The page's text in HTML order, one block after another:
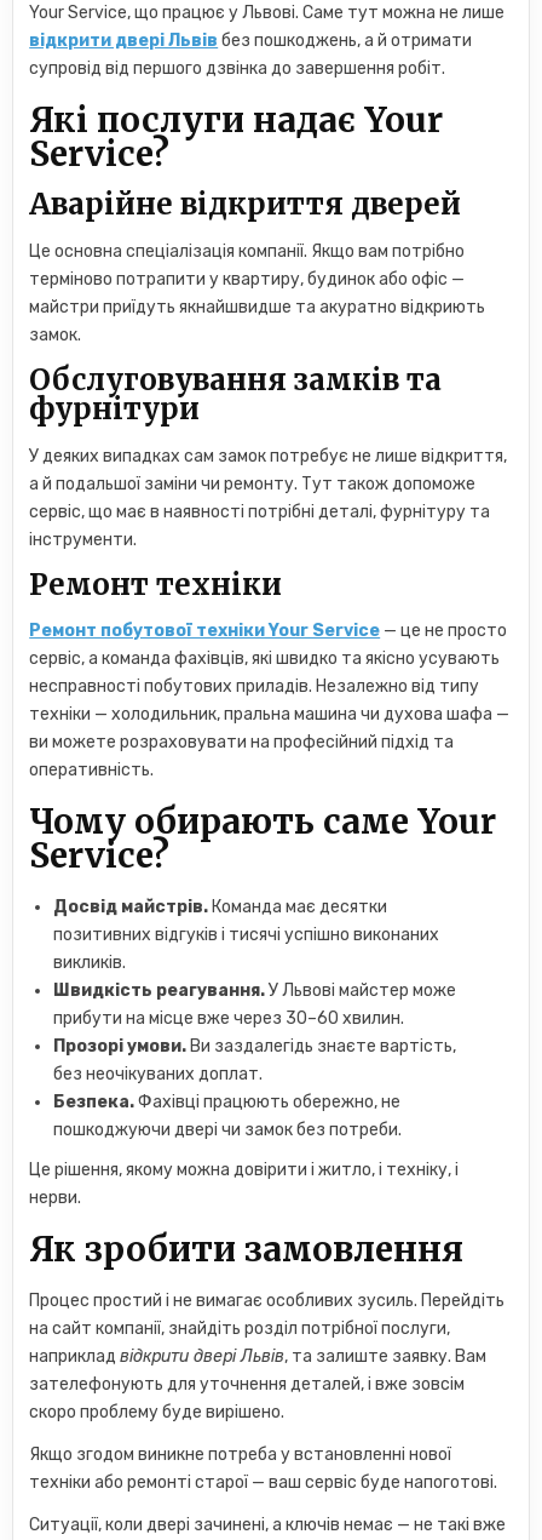
Your Service, що працює у Львові. Саме тут можна не лише
відкрити двері Львів без пошкоджень, а й отримати
супровід від першого дзвінка до завершення робіт.
Які послуги надає Your
Service?
Аварійне відкриття дверей
Це основна спеціалізація компанії. Якщо вам потрібно
терміново потрапити у квартиру, будинок або офіс —
майстри приїдуть якнайшвидше та акуратно відкриють
замок.
Обслуговування замків та
фурнітури
У деяких випадках сам замок потребує не лише відкриття,
а й подальшої заміни чи ремонту. Тут також допоможе
сервіс, що має в наявності потрібні деталі, фурнітуру та
інструменти.
Ремонт техніки
Ремонт побутової техніки Your Service — це не просто
сервіс, а команда фахівців, які швидко та якісно усувають
несправності побутових приладів. Незалежно від типу
техніки — холодильник, пральна машина чи духова шафа —
ви можете розраховувати на професійний підхід та
оперативність.
Чому обирають саме Your
Service?
Досвід майстрів. Команда має десятки
позитивних відгуків і тисячі успішно виконаних
викликів.
Швидкість реагування.У Львові майстер може
прибути на місце вже через 30–60 хвилин.
Прозорі умови. Ви заздалегідь знаєте вартість,
без неочікуваних доплат.
Безпека.Фахівці працюють обережно, не
пошкоджуючи двері чи замок без потреби.
Це рішення, якому можна довірити і житло, і техніку, і
нерви.
Як зробити замовлення
Процес простий і не вимагає особливих зусиль. Перейдіть
на сайт компанії, знайдіть розділ потрібної послуги,
наприкладвідкрити двері Львів, та залиште заявку. Вам
зателефонують для уточнення деталей, і вже зовсім
скоро проблему буде вирішено.
Якщо згодом виникне потреба у встановленні нової
техніки або ремонті старої — ваш сервіс буде напоготові.
Ситуації, коли двері зачинені, а ключів немає — не такі вже